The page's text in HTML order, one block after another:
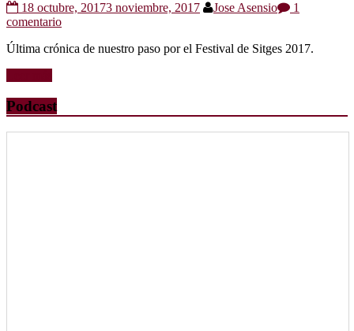
18 octubre, 20173 noviembre, 2017 Jose Asensio
1
comentario
Última crónica de nuestro paso por el Festival de Sitges 2017.
Podcast